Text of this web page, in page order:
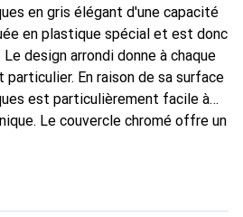
en gris élégant d'une capacité
en plastique spécial et est donc
design arrondi donne à chaque
particulier. En raison de sa surface
est particulièrement facile à
Le couvercle chromé offre un
poubelle à cosmétiques facile à
accessoires de salle de bains de